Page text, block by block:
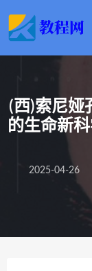
(西)索尼娅
的生命新
2025-04-26